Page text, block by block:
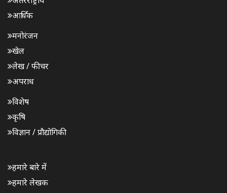
आर्थिक
मनोरंजन
खेल
लेख / फीचर
अपराध
विशेष
कृषि
विज्ञान / प्रौद्योगिकी
हमारे बारे में
हमारे लेखक